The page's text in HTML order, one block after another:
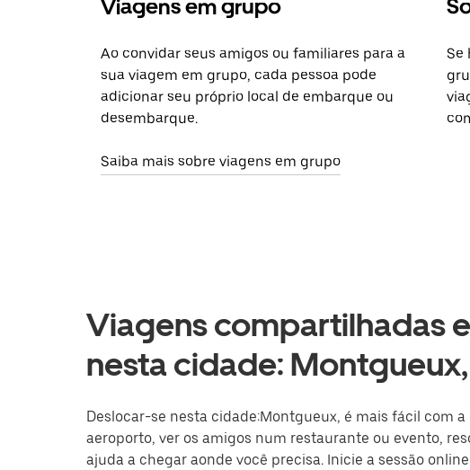
Viagens em grupo
Ao convidar seus amigos ou familiares para a
sua viagem em grupo, cada pessoa pode
adicionar seu próprio local de embarque ou
desembarque.
Saiba mais sobre viagens em grupo
Se
Viagens compartilhadas
nesta cidade:
Deslocar-se nesta cidade:Montgueux, é mais fácil com
aeroporto, ver os amigos num restaurante ou evento,
ajuda a chegar aonde você precisa. Inicie a sessão